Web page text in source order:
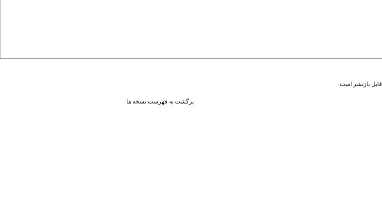
قابل بازنشر است.
برگشت به فهرست نسخه ها